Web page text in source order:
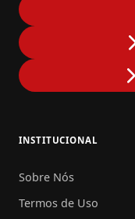
INSTITUCIONAL
Sobre Nós
Termos de Uso